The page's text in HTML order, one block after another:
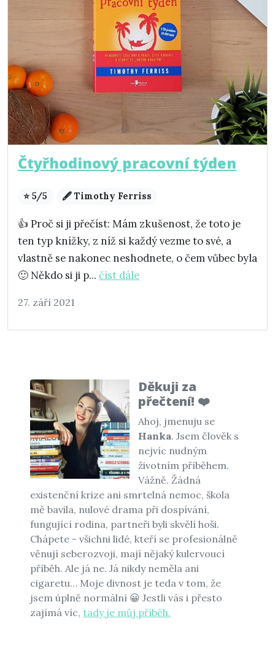
Čtyřhodinový pracovní týden
⭐ 5/5 🖋️ Timothy Ferriss
👍 Proč si ji přečíst: Mám zkušenost, že toto je
ten typ knížky, z níž si každý vezme to své, a
vlastně se nakonec neshodnete, o čem vůbec byla
🙂 Někdo si ji p... číst dále
27. září 2021
Děkuji za
přečtení! ❤️
Ahoj, jmenuju se
Hanka. Jsem člověk s
nejvíc nudným
životním příběhem.
Vážně. Žádná
existenční krize ani smrtelná nemoc, škola
mě bavila, nulové drama při dospívání,
fungující rodina, partneři byli skvělí hoši.
Chápete - všichni lidé, kteří se profesionálně
věnují seberozvoji, mají nějaký kulervoucí
příběh. Ale já ne. Já nikdy neměla ani
cigaretu… Moje divnost je teda v tom, že
jsem úplně normální 😀 Jestli vás i přesto
zajímá víc, tady je můj příběh.